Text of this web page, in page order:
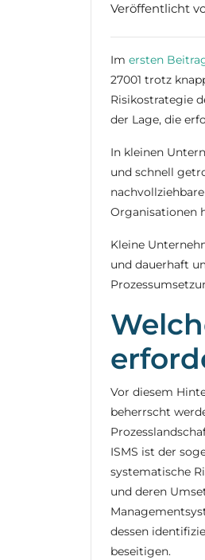
Veröffentlicht
Im ersten
27001 trotz
Risikostrategie
der Lage, die
In kleinen
und schnell
Organisationen
Kleine
und dauerhaft
Vor diesem
beherrscht
ISMS ist der
systematische
und deren
dessen
beseitigen.